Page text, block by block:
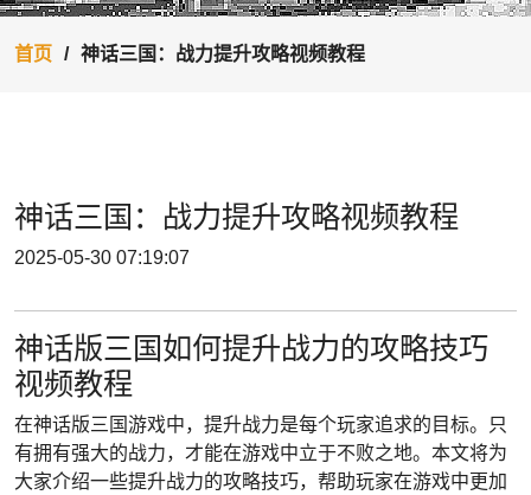
首页 神话三国：战力提升攻略视频教程
神话三国：战力提升攻略视频教程
2025-05-30 07:19:07
神话版三国如何提升战力的攻略技巧
视频教程
在神话版三国游戏中，提升战力是每个玩家追求的目标。只
有拥有强大的战力，才能在游戏中立于不败之地。本文将为
大家介绍一些提升战力的攻略技巧，帮助玩家在游戏中更加